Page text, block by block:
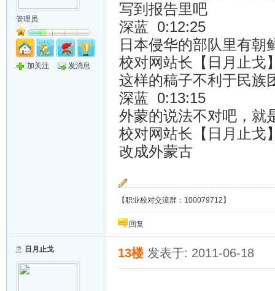
管理员
加关注 发消息
写到报告里吧
深蓝 0:12:25
日本侵华的部队里有朝
校对网站长【日月止戈
这样的稿子不利于民族
深蓝 0:13:15
外蒙的说法不对吧，就
校对网站长【日月止戈
改成外蒙古
【职业校对交流群：100079712】
回复
日月止戈 13楼 发表于: 2011-06-18